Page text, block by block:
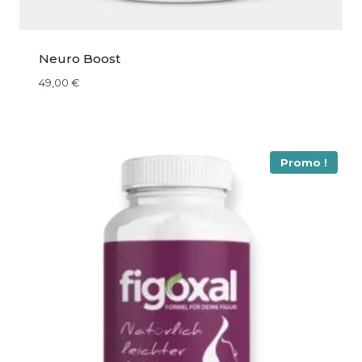
Neuro Boost
49,00 €
Promo !